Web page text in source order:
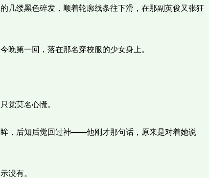
缕黑色碎发，顺着轮廓线条往下滑，在那副英俊又张狂
第一回，落在那名穿校服的少女身上。
莫名心慌。
后知后觉回过神——他刚才那句话，原来是对着她说
没有。